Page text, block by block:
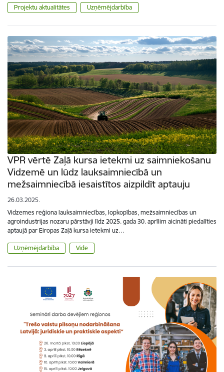
Projektu aktualitātes Uzņēmējdarbība
VPR vērtē Zaļā kursa ietekmi uz saimniekošanu
Vidzemē un lūdz lauksaimniecībā un
mežsaimniecībā iesaistītos aizpildīt aptauju
26.03.2025.
Vidzemes reģiona lauksaimniecības, lopkopības, mežsaimniecības un
agroindustrijas nozaru pārstāvji līdz 2025. gada 30. aprīlim aicināti piedalīties
aptaujā par Eiropas Zaļā kursa ietekmi uz…
Uzņēmējdarbība Vide